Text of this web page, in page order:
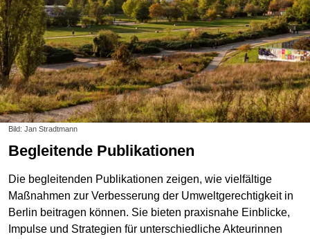
Bild: Jan Stradtmann
Begleitende Publikationen
Die begleitenden Publikationen zeigen, wie vielfältige
Maßnahmen zur Verbesserung der Umweltgerechtigkeit in
Berlin beitragen können. Sie bieten praxisnahe Einblicke,
Impulse und Strategien für unterschiedliche Akteurinnen